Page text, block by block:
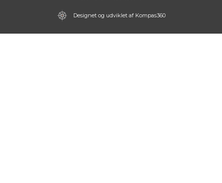
Designet og udviklet af Kompas360